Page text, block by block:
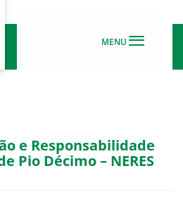
MENU
e Responsabilidade
Pio Décimo – NERES